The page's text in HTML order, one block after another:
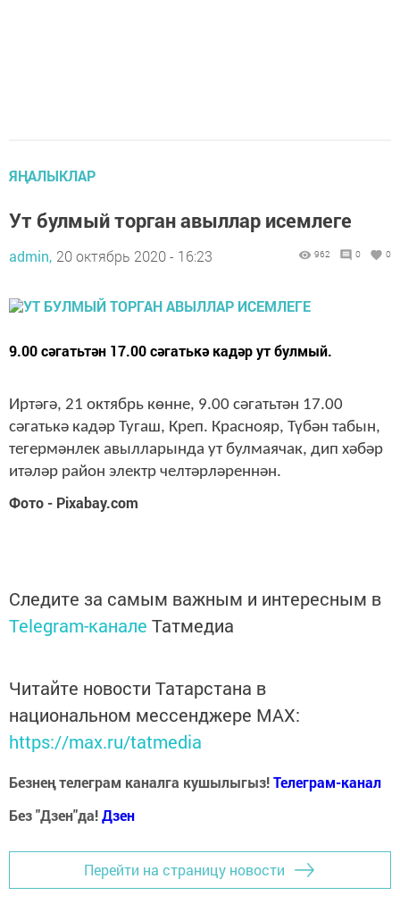
ЯҢАЛЫКЛАР
Ут булмый торган авыллар исемлеге
admin, 20 октябрь 2020 - 16:23 962 0 0
9.00 сәгатьтән 17.00 сәгатькә кадәр ут булмый.
Иртәгә, 21 октябрь көнне, 9.00 сәгатьтән 17.00
сәгатькә кадәр Тугаш, Креп. Краснояр, Түбән табын,
тегермәнлек авылларында ут булмаячак, дип хәбәр
итәләр район электр челтәрләреннән.
Фото - Pixabay.com
Следите за самым важным и интересным в
Telegram-канале Татмедиа
Читайте новости Татарстана в
национальном мессенджере MАХ:
https://max.ru/tatmedia
Безнең телеграм каналга кушылыгыз!Телеграм-канал
Без "Дзен"да!Дзен
Перейти на страницу новости